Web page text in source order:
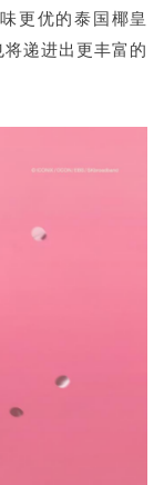
更优的泰国椰皇
递进出更丰富的